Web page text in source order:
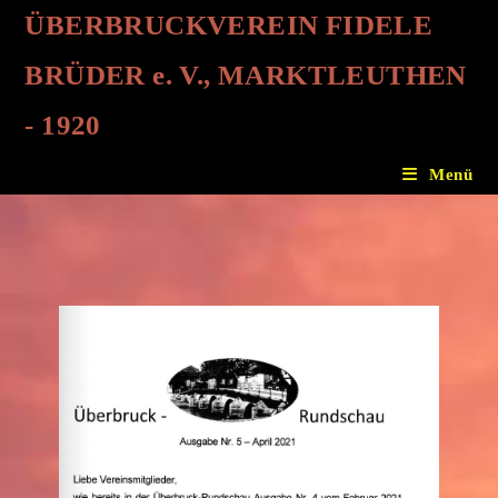
ÜBERBRUCKVEREIN FIDELE
BRÜDER e. V., MARKTLEUTHEN
- 1920
Menü